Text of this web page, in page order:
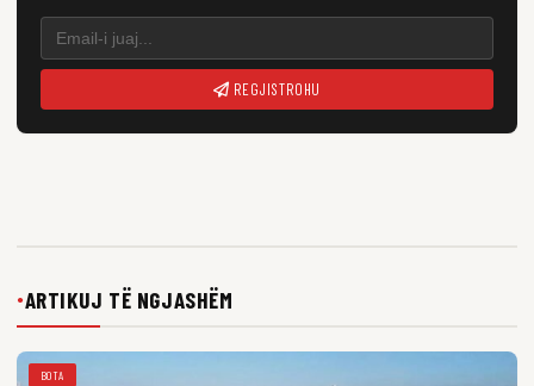
REGJISTROHU
●ARTIKUJ TË NGJASHËM
BOTA